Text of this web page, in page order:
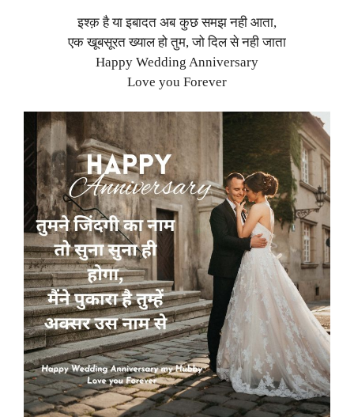
इश्क़ है या इबादत अब कुछ समझ नही आता,
एक खूबसूरत ख्याल हो तुम, जो दिल से नही जाता
Happy Wedding Anniversary
Love you Forever